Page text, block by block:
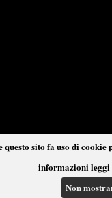
sito fa uso di
informazioni leggi
Non